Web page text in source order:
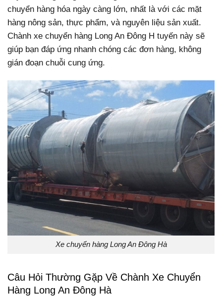
chuyển hàng hóa ngày càng lớn, nhất là với các mặt
hàng nông sản, thực phẩm, và nguyên liệu sản xuất.
Chành xe chuyển hàng Long An Đông H tuyến này sẽ
giúp bạn đáp ứng nhanh chóng các đơn hàng, không
gián đoạn chuỗi cung ứng.
Xe chuyển hàng Long An Đông Hà
Câu Hỏi Thường Gặp Về Chành Xe Chuyển
Hàng Long An Đông Hà